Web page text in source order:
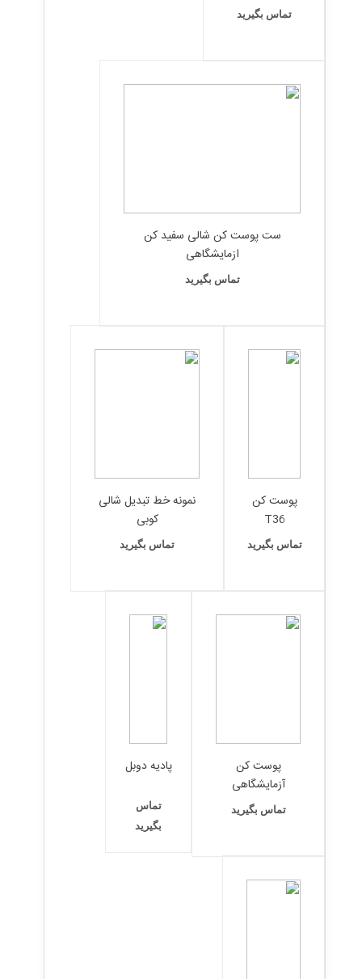
تماس بگیرید
ست پوست کن شالی سفید کن
ازمایشگاهی
تماس بگیرید
پوست کن
T36
تماس بگیرید
نمونه خط تبدیل شالی
کوبی
تماس بگیرید
پوست کن
آزمایشگاهی
تماس بگیرید
پادیه دوبل
تماس
بگیرید